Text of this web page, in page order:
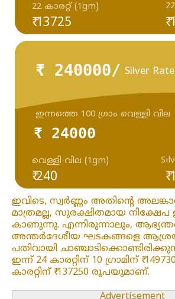
₹ 13725
22 കാരറ്റ് (1gm)
₹
₹ 240000/ Silver
₹ 24000
₹ 240
വെള്ളി വില (1gm)
ഇന്നത്തെ 100 ഗ്രാം വെള്ളി വില
₹
ഇവിടെ, സ്വർണ്ണം അതിന്റെ
മാത്രമല്ല, സുരക്ഷിതമായ
കാണുന്നു. എന്നിരുന്നാലും,
അന്തർദേശീയ ഘടകങ്ങളെ
പതിവായി
ഇന്ന് 24 കാരറ്റിന് 10 ഗ്രാമിന് ₹
കാരറ്റിന് ₹ 137250 രൂപയുമാണ്.
Advertisement